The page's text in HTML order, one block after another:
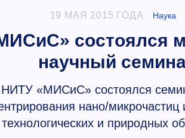
19 МАЯ 2015 ГОДА Наука
состоялся
научный
«МИСиС» состоялся
нано/
технологических и природных